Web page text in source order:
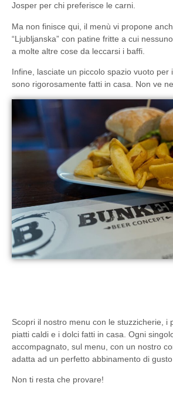
Josper per chi preferisce le carni.
Ma non finisce qui, il menù vi propone
“Ljubljanska” con patine fritte a cui
a molte altre cose da leccarsi i baffi.
Infine, lasciate un piccolo spazio vuoto per
sono rigorosamente fatti in casa . Non ve
Scopri il nostro menu con le stuzzicherie, i
piatti caldi e i dolci fatti in casa. Ogni
accompagnato, sul menu, con un nostro
adatta ad un perfetto abbinamento di gusto
Non ti resta che provare!